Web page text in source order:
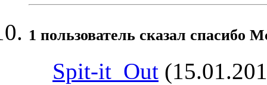
1 пользователь сказал cпасибо
Spit-it_Out